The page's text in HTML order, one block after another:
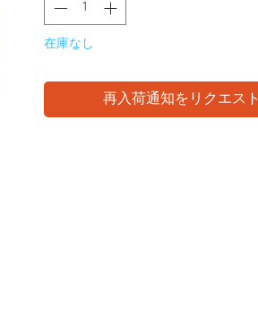
在庫なし
再入荷通知をリクエスト